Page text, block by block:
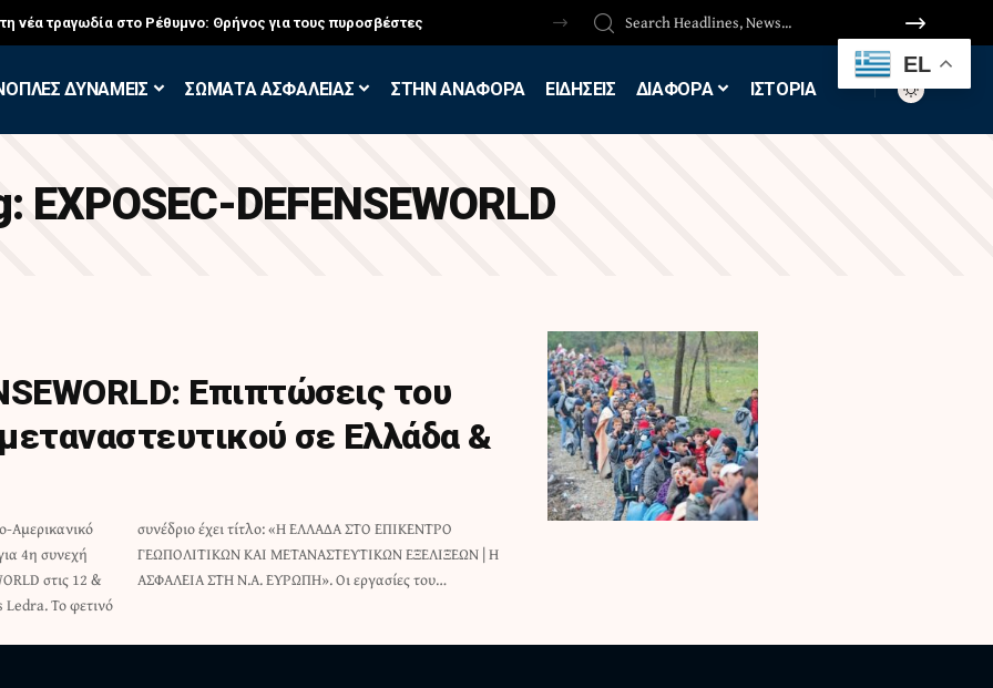
νέα τραγωδία στο Ρέθυμνο: Θρήνος για τους πυροσβέστες
ΔΥΝΑΜΕΙΣ ΣΩΜΑΤΑ ΑΣΦΑΛΕΙΑΣ ΣΤΗΝ ΑΝΑΦΟΡΑ ΕΙΔΗΣΕΙΣ ΔΙΑΦΟΡΑ ΙΣΤΟΡΙΑ
ΕXPOSEC-DEFENSEWORLD
Eπιπτώσεις του
σε Ελλάδα &
Αμερικανικό
4η συνεχή
στις 12 &
Ledra. Το φετινό
EΠΙΚΕΝΤΡΟ
| Η
ΑΣΦΑΛΕΙΑ ΣΤΗ Ν.Α. ΕΥΡΩΠΗ». Οι εργασίες του…
EL